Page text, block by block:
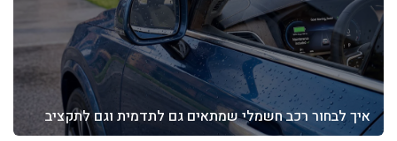
איך לבחור רכב חשמלי שמתאים גם לתדמית וגם לתקציב